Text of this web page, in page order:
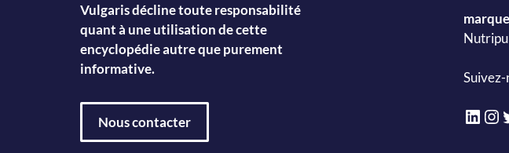
Vulgaris décline toute responsabilité
quant à une utilisation de cette
encyclopédie autre que purement
informative.
Nous contacter
Suivez-